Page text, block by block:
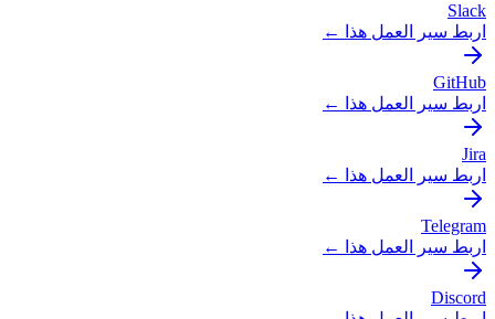
Slack
اربط سير العمل هذا ←
GitHub
اربط سير العمل هذا ←
Jira
اربط سير العمل هذا ←
Telegram
اربط سير العمل هذا ←
Discord